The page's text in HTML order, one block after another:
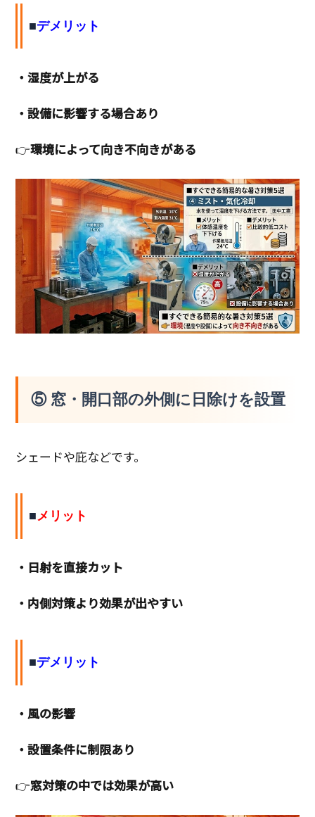
■デメリット
・湿度が上がる
・設備に影響する場合あり
👉環境によって向き不向きがある
⑤ 窓・開口部の外側に日除けを設置
シェードや庇などです。
■メリット
・日射を直接カット
・内側対策より効果が出やすい
■デメリット
・風の影響
・設置条件に制限あり
👉窓対策の中では効果が高い